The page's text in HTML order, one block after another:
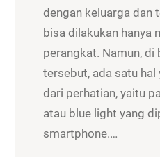
dengan keluarga dan
bisa dilakukan hanya
perangkat. Namun, di
tersebut, ada satu hal
dari perhatian, yaitu
atau blue light yang
smartphone.…